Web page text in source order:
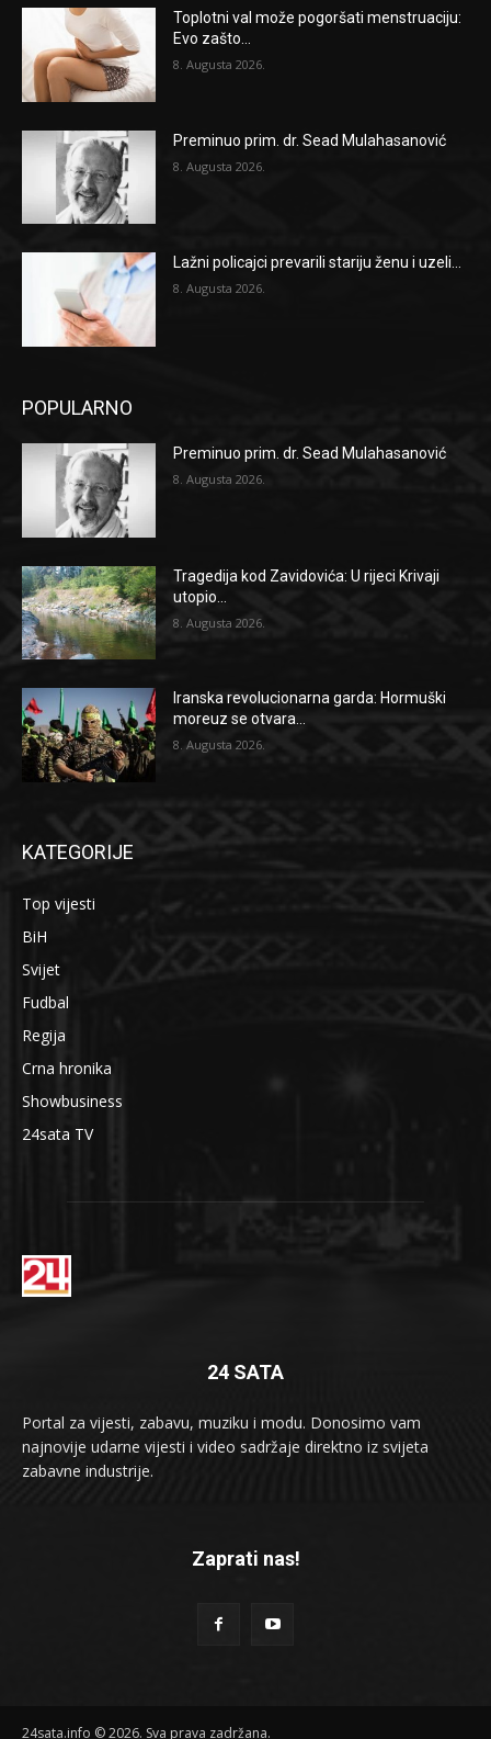
Toplotni val može pogoršati menstruaciju:
Evo zašto...
8. Augusta 2026.
Preminuo prim. dr. Sead Mulahasanović
8. Augusta 2026.
Lažni policajci prevarili stariju ženu i uzeli...
8. Augusta 2026.
POPULARNO
Preminuo prim. dr. Sead Mulahasanović
8. Augusta 2026.
Tragedija kod Zavidovića: U rijeci Krivaji
utopio...
8. Augusta 2026.
Iranska revolucionarna garda: Hormuški
moreuz se otvara...
8. Augusta 2026.
KATEGORIJE
Top vijesti
BiH
Svijet
Fudbal
Regija
Crna hronika
Showbusiness
24sata TV
24 SATA
Portal za vijesti, zabavu, muziku i modu. Donosimo vam
najnovije udarne vijesti i video sadržaje direktno iz svijeta
zabavne industrije.
Zaprati nas!
24sata.info © 2026. Sva prava zadržana.